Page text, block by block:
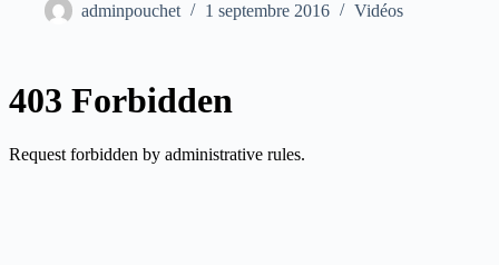
adminpouchet 1 septembre 2016 Vidéos